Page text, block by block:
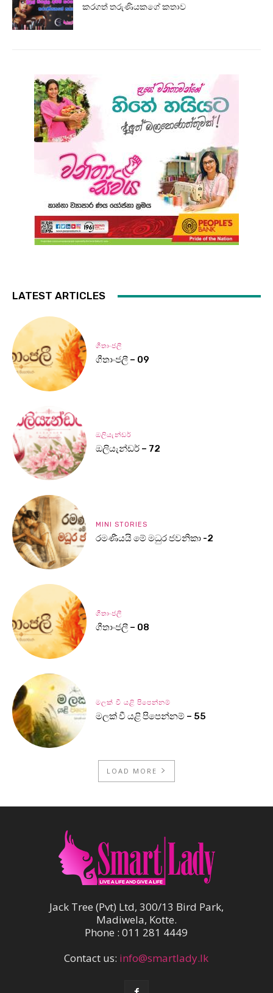
කරගත් තරුණියකගේ කතාව
LATEST ARTICLES
ගීතාංජලී
ගීතාංජලී – 09
ඔලියැන්ඩර්
ඔලියැන්ඩර් – 72
MINI STORIES
රමණීයයි මේ මධුර ජවනිකා -2
ගීතාංජලී
ගීතාංජලී – 08
මලක් වී යළි පිපෙන්නම්
මලක් වී යළි පිපෙන්නම් – 55
LOAD MORE
Jack Tree (Pvt) Ltd, 300/13 Bird Park,
Madiwela, Kotte.
Phone : 011 281 4449
Contact us: info@smartlady.lk